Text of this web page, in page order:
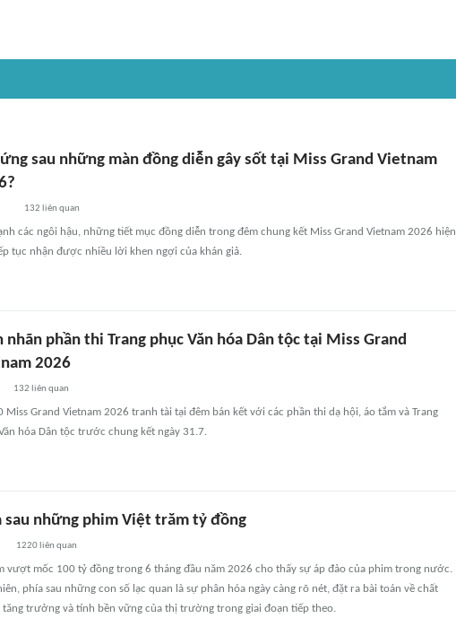
sau những màn đồng diễn gây sốt tại Miss Grand Vietnam
132 liên quan
các ngôi hậu, những tiết mục đồng diễn trong đêm chung kết Miss Grand Vietnam 2026 hiện
tục nhận được nhiều lời khen ngợi của khán giả.
nhãn phần thi Trang phục Văn hóa Dân tộc tại Miss Grand
2026
132 liên quan
Miss Grand Vietnam 2026 tranh tài tại đêm bán kết với các phần thi dạ hội, áo tắm và Trang
hóa Dân tộc trước chung kết ngày 31.7.
sau những phim Việt trăm tỷ đồng
1220 liên quan
vượt mốc 100 tỷ đồng trong 6 tháng đầu năm 2026 cho thấy sự áp đảo của phim trong nước.
phía sau những con số lạc quan là sự phân hóa ngày càng rõ nét, đặt ra bài toán về chất
tăng trưởng và tính bền vững của thị trường trong giai đoạn tiếp theo.